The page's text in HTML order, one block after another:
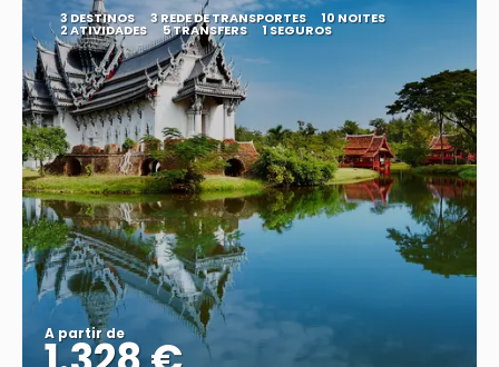
3 DESTINOS 3 REDE DE TRANSPORTES 10 NOITES
2 ATIVIDADES 5 TRANSFERS 1 SEGUROS
A partir de